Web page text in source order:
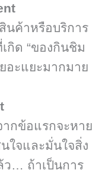
นค้าหรือบริการ
กิด “ของกินชิม
อะแยะมากมาย
กข้อแรกจะหาย
ใจและมั่นใจสิ่ง
… ถ้าเป็นการ